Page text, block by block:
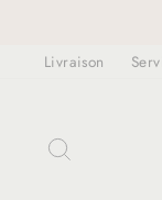
contenuLivraison